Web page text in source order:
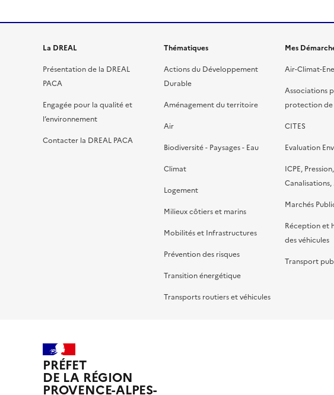
La DREAL
Présentation de la DREAL
PACA
Engagée pour la qualité et
l’environnement
Contacter la DREAL PACA
Thématiques
Actions du Développement
Durable
Aménagement du territoire
Air
Biodiversité - Paysages - Eau
Climat
Logement
Milieux côtiers et marins
Mobilités et Infrastructures
Prévention des risques
Transition énergétique
Transports routiers et véhicules
Mes
Air-Climat-
Associations
protection de
CITES
Evaluation
ICPE,
Canalisations,
Marchés
Réception et
des véhicules
Transport
PRÉFET
DE LA RÉGION
PROVENCE-ALPES-